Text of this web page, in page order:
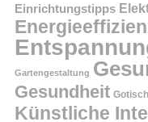
Einrichtungstipps
Gartengestaltung
Gesundheit
Künstliche